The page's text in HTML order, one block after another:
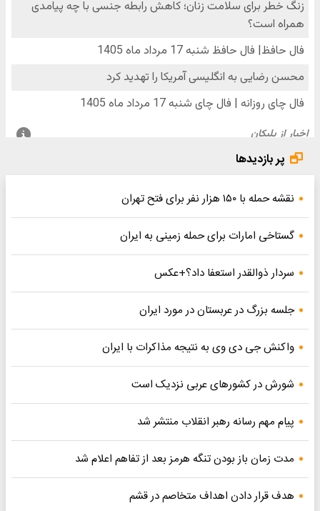
پر بازدیدها
نقشه حمله با ۱۵۰ هزار نفر برای فتح تهران
گستاخی امارات برای حمله زمینی به ایران
سردار ذوالقدر استعفا داد؟+عکس
جلسه بزرگ در عربستان در مورد ایران
واکنش جی دی وی به نتیجه مذاکرات با ایران
شورش در کشورهای عربی نزدیک است
پیام مهم رسانه رهبر انقلاب منتشر شد
مدت زمان باز بودن تنگه هرمز بعد از تفاهم اعلام شد
هدف قرار دادن اهداف متخاصم در قشم